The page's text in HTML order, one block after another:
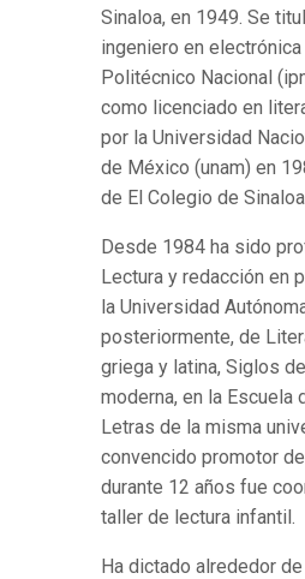
Sinaloa, en 1949. Se
ingeniero en
Politécnico Nacional
como licenciado en
por la Universidad
de México (unam) en
de El Colegio de
Desde 1984 ha sido
Lectura y redacción en
la Universidad
posteriormente, de
griega y latina, Siglos
moderna, en la Escuela
Letras de la misma
convencido promotor
durante 12 años fue
taller de lectura infantil.
Ha dictado alrededor